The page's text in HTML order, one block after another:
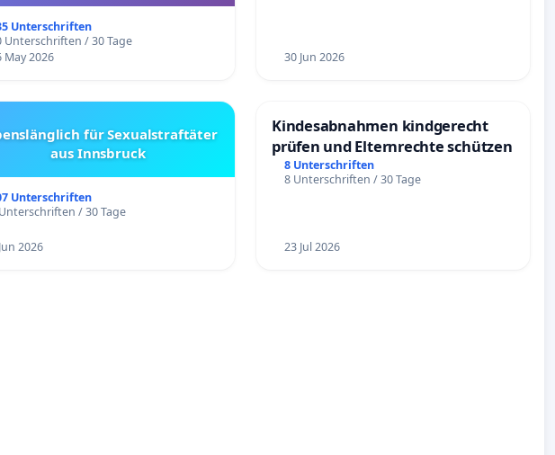
Unterschriften
Unterschriften / 30 Tage
May 2026
30 Jun 2026
für Sexualstraftäter
aus Innsbruck
Unterschriften
/ 30 Tage
2026
Kindesabnahmen kindgerecht
prüfen und Elternrechte schützen
8 Unterschriften
8 Unterschriften / 30 Tage
23 Jul 2026